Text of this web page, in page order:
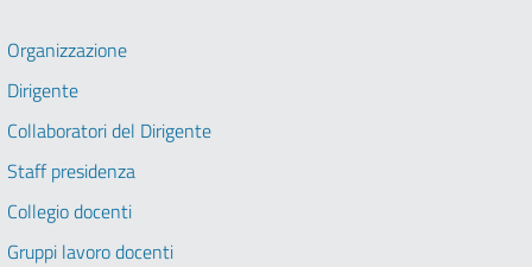
Organizzazione
Dirigente
Collaboratori del Dirigente
Staff presidenza
Collegio docenti
Gruppi lavoro docenti